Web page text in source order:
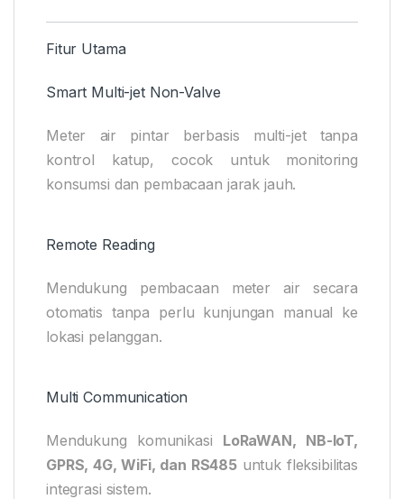
Fitur Utama
Smart Multi-jet Non-Valve
Meter air pintar berbasis multi-jet tanpa
kontrol katup, cocok untuk monitoring
konsumsi dan pembacaan jarak jauh.
Remote Reading
Mendukung pembacaan meter air secara
otomatis tanpa perlu kunjungan manual ke
lokasi pelanggan.
Multi Communication
Mendukung komunikasi LoRaWAN, NB-IoT,
GPRS, 4G, WiFi, dan RS485 untuk fleksibilitas
integrasi sistem.